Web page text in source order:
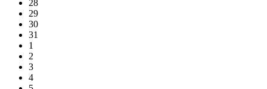
28
29
30
31
1
2
3
4